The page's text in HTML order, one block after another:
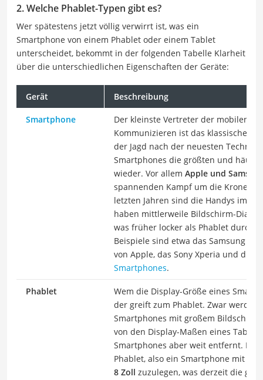
2. Welche Phablet-Typen gibt es?
Wer spätestens jetzt völlig verwirrt ist, was ein
Smartphone von einem Phablet oder einem Tablet
unterscheidet, bekommt in der folgenden Tabelle Klarheit
über die unterschiedlichen Eigenschaften der Geräte:
Gerät Beschreibung
Smartphone
Der kleinste Vertreter der mobilen
Kommunizieren ist das klassische
der Jagd nach der neuesten Technik
Smartphones die größten und
wieder. Vor allem Apple und
spannenden Kampf um die Krone im
letzten Jahren sind die Handys
haben mittlerweile Bildschirm-
was früher locker als Phablet
Beispiele sind etwa das Samsung
von Apple, das Sony Xperia und die
Smartphones.
Phablet
Wem die Display-Größe eines
der greift zum Phablet. Zwar werden
Smartphones mit großem Bildschirm
von den Display-Maßen eines
Smartphones aber weit entfernt.
Phablet, also ein Smartphone mit
8 Zoll zuzulegen, was derzeit die